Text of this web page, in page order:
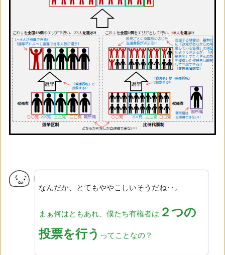
なんだか、とてもややこしいそうだね･･。
まぁ何はともあれ、僕たち有権者は ２つの
投票を行う ってことなの？